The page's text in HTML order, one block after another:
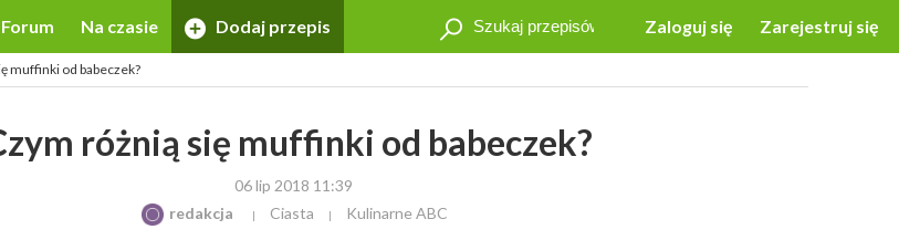
Zaloguj się Zarejestruj się
Forum Na czasie Dodaj przepis
muffinki od babeczek?
różnią się muffinki od babeczek?
06 lip 2018 11:39
redakcja
Ciasta Kulinarne ABC